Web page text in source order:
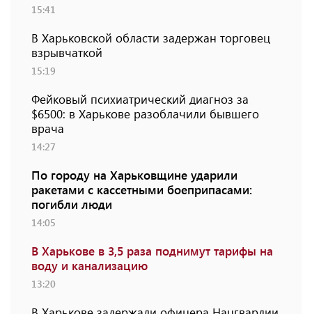
15:41
В Харьковской области задержан торговец
взрывчаткой
15:19
Фейковый психиатрический диагноз за
$6500: в Харькове разоблачили бывшего
врача
14:27
По городу на Харьковщине ударили
ракетами с кассетными боеприпасами:
погибли люди
14:05
В Харькове в 3,5 раза поднимут тарифы на
воду и канализацию
13:20